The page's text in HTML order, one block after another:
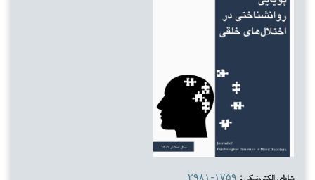
شاپای الکترونیکی: ۲۹۸۱-۱۷۵۹